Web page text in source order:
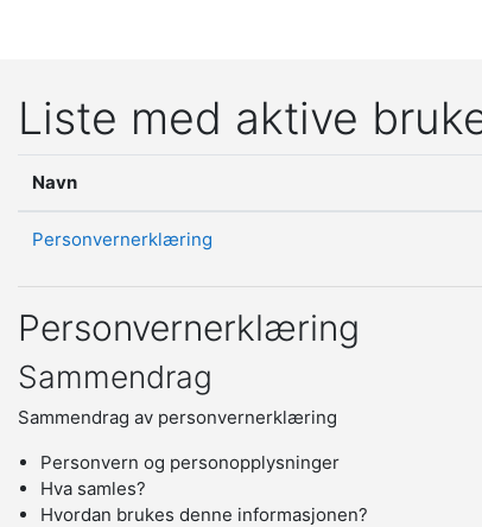
Liste med aktive
Navn
Personvernerklæring
Personvernerklæring
Sammendrag
Sammendrag av personvernerklæring
Personvern og personopplysninger
Hva samles?
Hvordan brukes denne informasjonen?